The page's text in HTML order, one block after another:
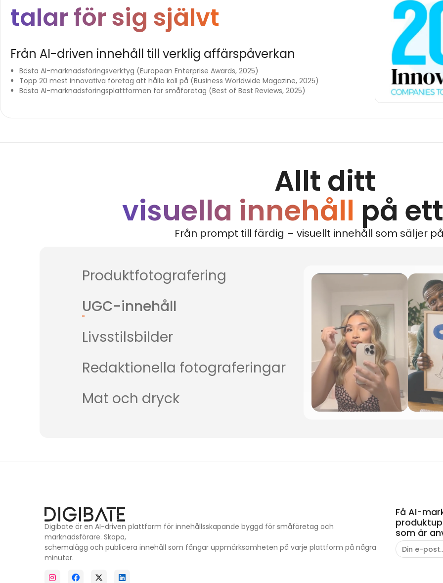
talar för sig självt
Från AI-driven innehåll till verklig affärspåverkan
Bästa AI-marknadsföringsverktyg (European Enterprise Awards, 2025)
Topp 20 mest innovativa företag att hålla koll på (Business Worldwide Magazine, 2025)
Bästa AI-marknadsföringsplattformen för småföretag (Best of Best Reviews, 2025)
Allt ditt
visuella innehåll på
Från prompt till färdig – visuellt innehåll som säljer
Produktfotografering
UGC-innehåll
Livsstilsbilder
Redaktionella fotograferingar
Mat och dryck
Digibate är en AI-driven plattform för innehållsskapande byggd för småföretag och
marknadsförare. Skapa,
schemalägg och publicera innehåll som fångar uppmärksamheten på varje plattform på några
minuter.
Få AI-
som är